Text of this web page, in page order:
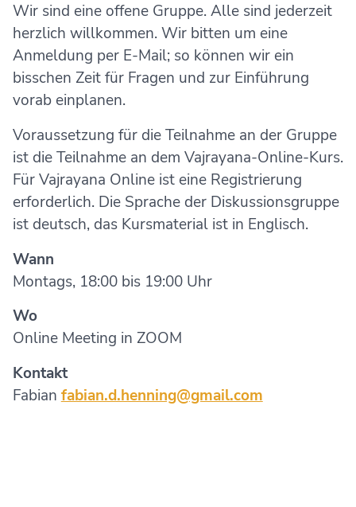
Wir sind eine offene Gruppe. Alle sind jederzeit
herzlich willkommen. Wir bitten um eine
Anmeldung per E-Mail; so können wir ein
bisschen Zeit für Fragen und zur Einführung
vorab einplanen.
Voraussetzung für die Teilnahme an der Gruppe
ist die Teilnahme an dem Vajrayana-Online-Kurs.
Für Vajrayana Online ist eine Registrierung
erforderlich. Die Sprache der Diskussionsgruppe
ist deutsch, das Kursmaterial ist in Englisch.
Wann
Montags, 18:00 bis 19:00 Uhr
Wo
Online Meeting in ZOOM
Kontakt
Fabian fabian.d.henning@gmail.com